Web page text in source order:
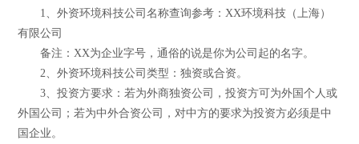
1、外资环境科技公司名称查询参考：XX环境科技（上海）
有限公司
备注：XX为企业字号，通俗的说是你为公司起的名字。
2、外资环境科技公司类型：独资或合资。
3、投资方要求：若为外商独资公司，投资方可为外国个人或
外国公司；若为中外合资公司，对中方的要求为投资方必须是中
国企业。